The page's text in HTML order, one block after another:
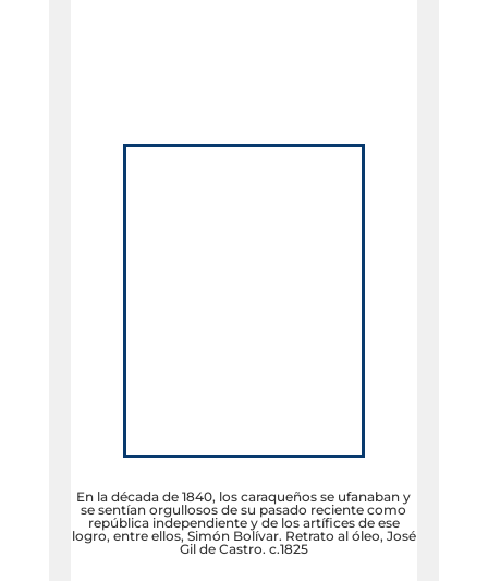
En la década de 1840, los caraqueños se ufanaban y
se sentían orgullosos de su pasado reciente como
república independiente y de los artífices de ese
logro, entre ellos, Simón Bolívar. Retrato al óleo, José
Gil de Castro. c.1825